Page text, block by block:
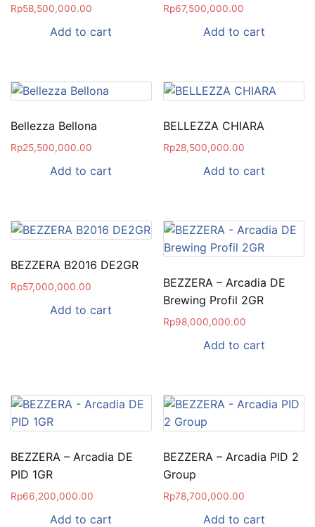
Rp58,500,000.00
Add to cart
Rp67,500,000.00
Add to cart
Bellezza Bellona
Rp25,500,000.00
Add to cart
BELLEZZA CHIARA
Rp28,500,000.00
Add to cart
BEZZERA B2016 DE2GR
Rp57,000,000.00
Add to cart
BEZZERA – Arcadia DE
Brewing Profil 2GR
Rp98,000,000.00
Add to cart
BEZZERA – Arcadia DE
PID 1GR
Rp66,200,000.00
Add to cart
BEZZERA – Arcadia PID 2
Group
Rp78,700,000.00
Add to cart